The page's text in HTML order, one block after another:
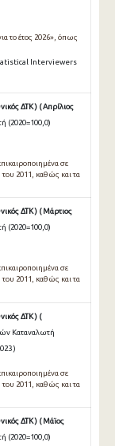
το έτος 2026», όπως
Interviewers
ΔΤΚ ) ( Απρίλιος
(2020=100,0)
σε
2011, καθώς και τα
ΔΤΚ ) ( Μάρτιος
(2020=100,0)
σε
2011, καθώς και τα
ΔΤΚ ) (
Καταναλωτή
)
σε
2011, καθώς και τα
ΔΤΚ ) ( Μάϊος
(2020=100,0)